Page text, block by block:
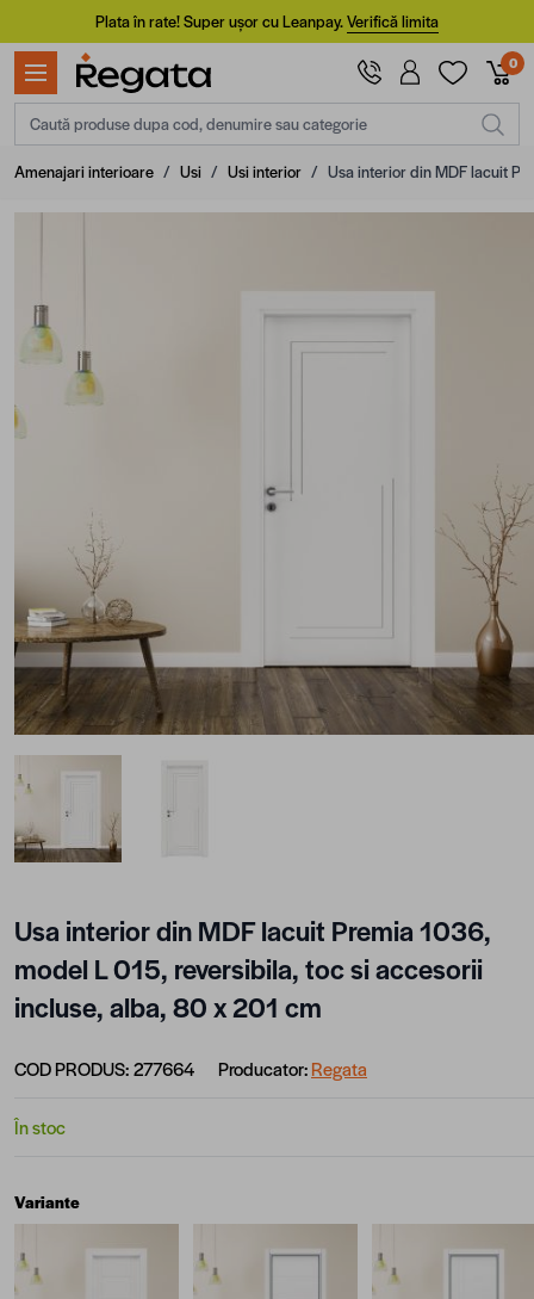
Mergi la ConținutPlata în rate! Super ușor cu Leanpay.Verifică limita
0
Caută produse dupa cod, denumire sau categorie
Amenajari interioare / Usi / Usi interior / Usa interior din MDF lacuit
View larger imageView larger image
Usa interior din MDF lacuit Premia 1036,
model L 015, reversibila, toc si accesorii
incluse, alba, 80 x 201 cm
COD PRODUS:277664 Producator:Regata
În stoc
Variante